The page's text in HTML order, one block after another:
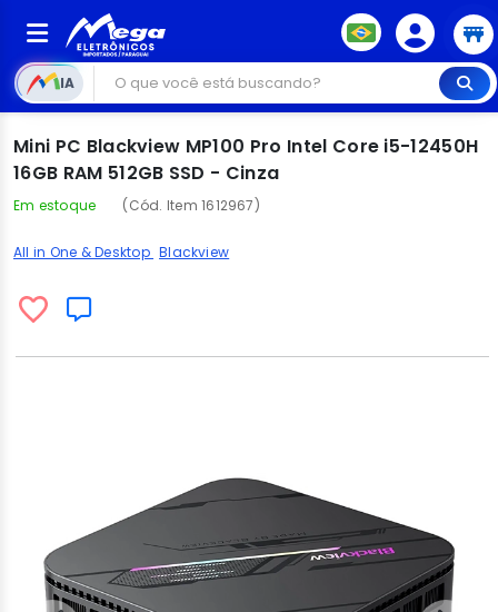
IA
Mini PC Blackview MP100 Pro Intel Core i5-12450H
16GB RAM 512GB SSD - Cinza
Em estoque (Cód. Item 1612967)
All in One & Desktop Blackview